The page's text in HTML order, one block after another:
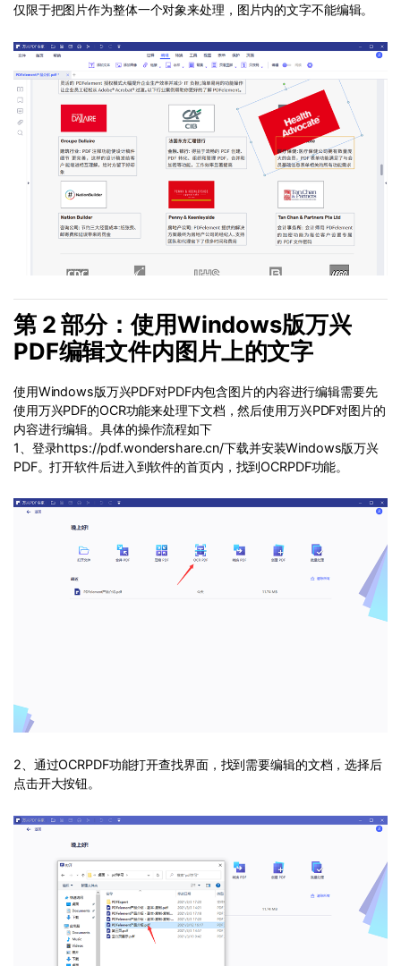
仅限于把图片作为整体一个对象来处理，图片内的文字不能编辑。
第 2 部分：使用Windows版万兴
PDF编辑文件内图片上的文字
使用Windows版万兴PDF对PDF内包含图片的内容进行编辑需要先
使用万兴PDF的OCR功能来处理下文档，然后使用万兴PDF对图片的
内容进行编辑。具体的操作流程如下
1、登录https://pdf.wondershare.cn/下载并安装Windows版万兴
PDF。打开软件后进入到软件的首页内，找到OCRPDF功能。
2、通过OCRPDF功能打开查找界面，找到需要编辑的文档，选择后
点击开大按钮。